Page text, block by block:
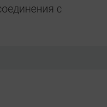
с